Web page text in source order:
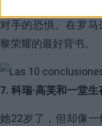
对手的恐惧。在罗
黎荣耀的最好背书。
Image
7. 科瑞·高芙和一堂
她22岁了，但却像